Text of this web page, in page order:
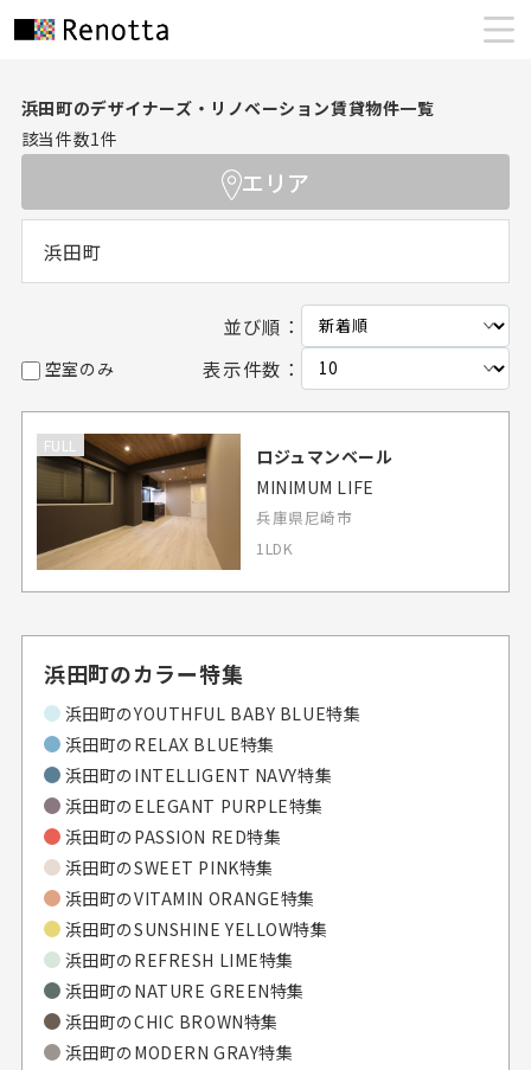
浜田町のデザイナーズ・リノベーション賃貸物件一覧
該当件数1件
エリア
浜田町
並び順：
空室のみ 表示件数：
FULL
ロジュマンベール
MINIMUM LIFE
兵庫県尼崎市
1LDK
浜田町のカラー特集
浜田町のYOUTHFUL BABY BLUE特集
浜田町のRELAX BLUE特集
浜田町のINTELLIGENT NAVY特集
浜田町のELEGANT PURPLE特集
浜田町のPASSION RED特集
浜田町のSWEET PINK特集
浜田町のVITAMIN ORANGE特集
浜田町のSUNSHINE YELLOW特集
浜田町のREFRESH LIME特集
浜田町のNATURE GREEN特集
浜田町のCHIC BROWN特集
浜田町のMODERN GRAY特集